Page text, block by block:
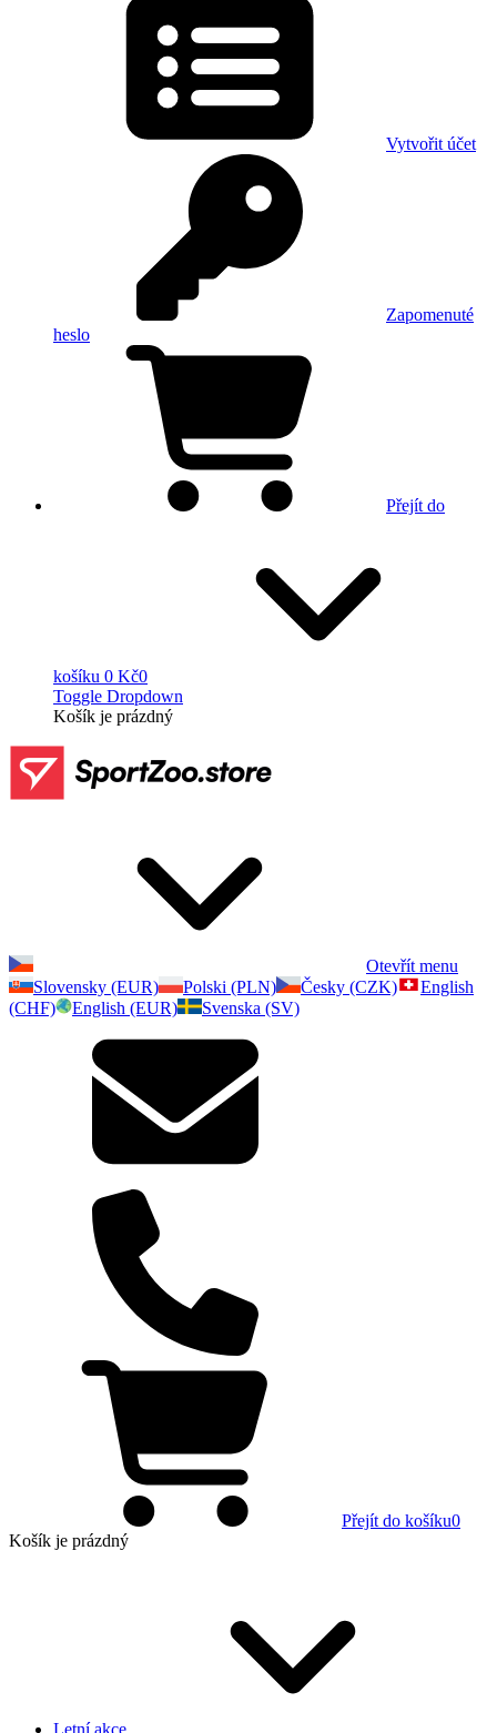
Vytvořit účet
Zapomenuté
heslo
Přejít do
košíku 0 Kč0
Toggle Dropdown
Košík je prázdný
Otevřít menu
Slovensky (EUR)
Polski (PLN) Česky (CZK)
English
(CHF)
English (EUR) Svenska (SV)
Přejít do košíku0
Košík je prázdný
Letní akce